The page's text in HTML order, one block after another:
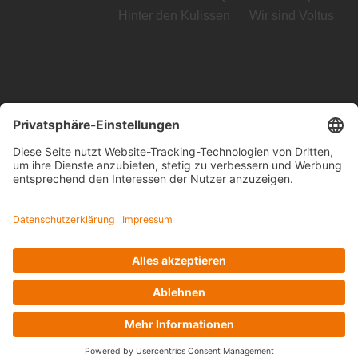
Hinter den Kulissen
Wir sind Voltus
Voltus GmbH
Loog 7, 23611 Bad Schwartau
Telefon: +49 (0) 451 989 03-0
www.voltus.de
Impressum|Datenschutzerklärung
FacebookInstagramYouTube